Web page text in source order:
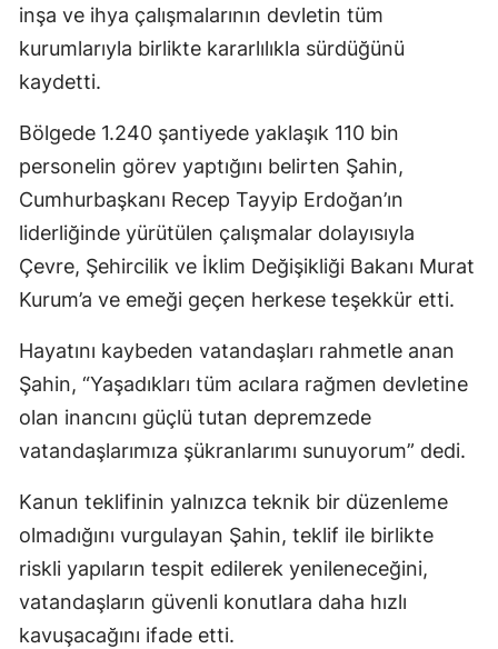
inşa ve ihya çalışmalarının devletin tüm
kurumlarıyla birlikte kararlılıkla sürdüğünü
kaydetti.
Bölgede 1.240 şantiyede yaklaşık 110 bin
personelin görev yaptığını belirten Şahin,
Cumhurbaşkanı Recep Tayyip Erdoğan’ın
liderliğinde yürütülen çalışmalar dolayısıyla
Çevre, Şehircilik ve İklim Değişikliği Bakanı Murat
Kurum’a ve emeği geçen herkese teşekkür etti.
Hayatını kaybeden vatandaşları rahmetle anan
Şahin, “Yaşadıkları tüm acılara rağmen devletine
olan inancını güçlü tutan depremzede
vatandaşlarımıza şükranlarımı sunuyorum” dedi.
Kanun teklifinin yalnızca teknik bir düzenleme
olmadığını vurgulayan Şahin, teklif ile birlikte
riskli yapıların tespit edilerek yenileneceğini,
vatandaşların güvenli konutlara daha hızlı
kavuşacağını ifade etti.